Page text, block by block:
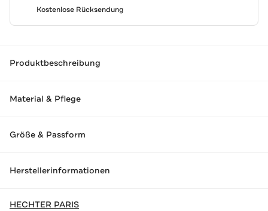
Kostenlose Rücksendung
Produktbeschreibung
Material & Pflege
Größe & Passform
Herstellerinformationen
HECHTER PARIS